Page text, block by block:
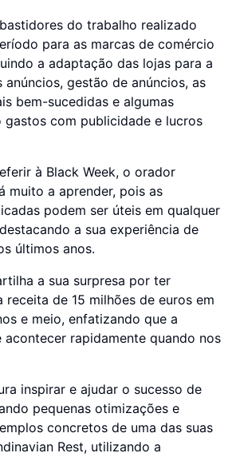
do trabalho realizado
para as marcas de comércio
a adaptação das lojas para a
anúncios, gestão de anúncios, as
bem-sucedidas e algumas
gastos com publicidade e lucros
à Black Week, o orador
muito a aprender, pois as
podem ser úteis em qualquer
a sua experiência de
últimos anos.
a sua surpresa por ter
receita de 15 milhões de euros em
e meio, enfatizando que a
acontecer rapidamente quando nos
inspirar e ajudar o sucesso de
pequenas otimizações e
concretos de uma das suas
Rest, utilizando a